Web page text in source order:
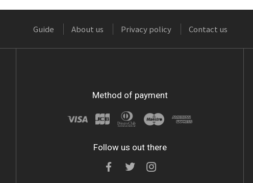
Guide About us Privacy policy Contact us
Method of payment
Follow us out there